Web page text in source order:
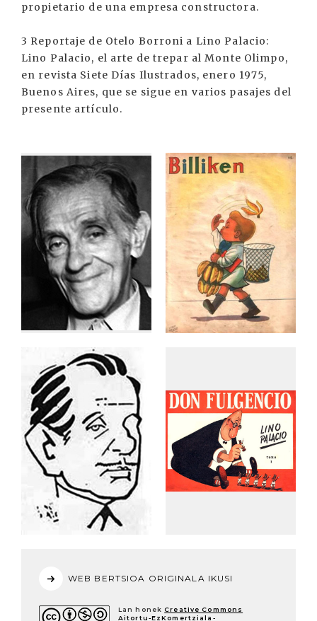
propietario de una empresa constructora.
3 Reportaje de Otelo Borroni a Lino Palacio:
Lino Palacio, el arte de trepar al Monte Olimpo,
en revista Siete Días Ilustrados, enero 1975,
Buenos Aires, que se sigue en varios pasajes del
presente artículo.
WEB BERTSIOA ORIGINALA IKUSI
Lan honek Creative Commons
Aitortu-EzKomertziala-